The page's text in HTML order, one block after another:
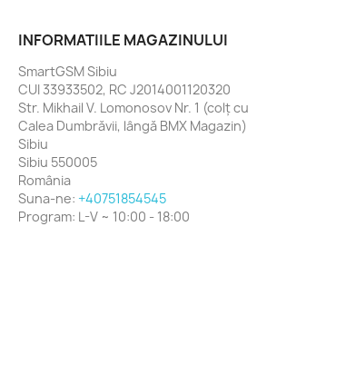
INFORMATIILE MAGAZINULUI
SmartGSM Sibiu
CUI 33933502, RC J2014001120320
Str. Mikhail V. Lomonosov Nr. 1 (colț cu
Calea Dumbrăvii, lângă BMX Magazin)
Sibiu
Sibiu 550005
România
Suna-ne: +40751854545
Program: L-V ~ 10:00 - 18:00